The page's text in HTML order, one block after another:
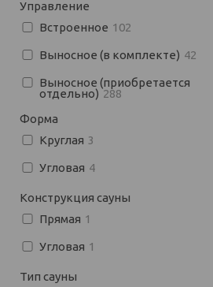
Управление
Встроенное 102
Выносное (в комплекте) 42
Выносное (приобретается
отдельно) 288
Форма
Круглая 3
Угловая 4
Конструкция сауны
Прямая 1
Угловая 1
Тип сауны